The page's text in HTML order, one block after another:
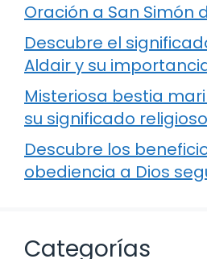
Oración a San Simón
Descubre el
Aldair y su
Misteriosa bestia
su significado religioso
Descubre los
obediencia a Dios
Categorías